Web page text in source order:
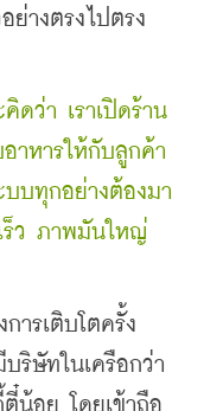
ย่างตรงไปตรง
ดว่า เราเปิดร้าน
าหารให้กับลูกค้า
บบทุกอย่างต้องมา
ร็ว ภาพมันใหญ่
รเติบโตครั้ง
บริษัทในเครือกว่า
น้อย โดยเข้าถือ